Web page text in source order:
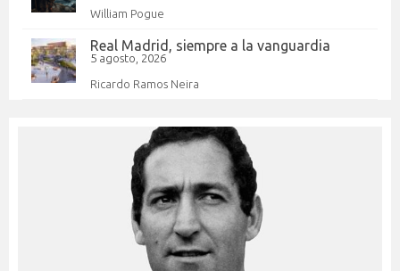
William Pogue
Real Madrid, siempre a la vanguardia
5 agosto, 2026
Ricardo Ramos Neira